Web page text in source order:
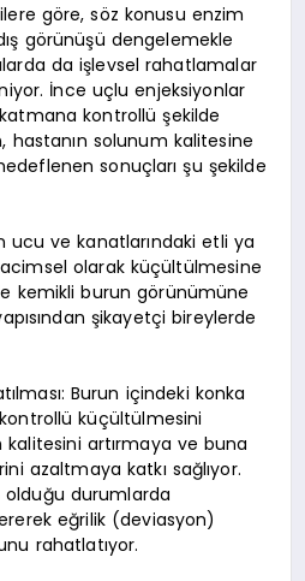
göre, söz konusu enzim
görünüşü dengelemekle
da işlevsel rahatlamalar
İnce uçlu enjeksiyonlar
kontrollü şekilde
hastanın solunum kalitesine
sonuçları şu şekilde
ucu ve kanatlarındaki etli ya
olarak küçültülmesine
kemikli burun görünümüne
şikayetçi bireylerde
Burun içindeki konka
küçültülmesini
artırmaya ve buna
azaltmaya katkı sağlıyor.
olduğu durumlarda
eğrilik (deviasyon)
rahatlatıyor.